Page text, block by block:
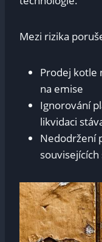
Mezi rizika
Prodej kotle
na emise
Ignorování⁣
likvidaci
Nedodržení